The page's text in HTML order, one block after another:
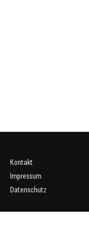
Kontakt
Impressum
Datenschutz